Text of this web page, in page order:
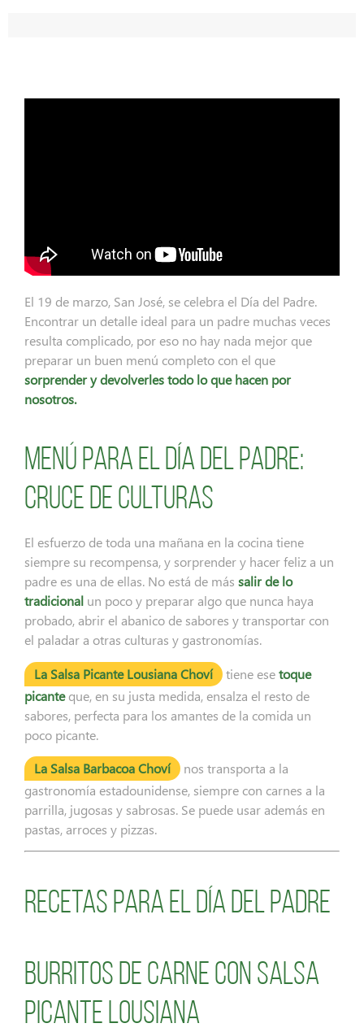
El 19 de marzo, San José, se celebra el Día del Padre.
Encontrar un detalle ideal para un padre muchas veces
resulta complicado, por eso no hay nada mejor que
preparar un buen menú completo con el que
sorprender y devolverles todo lo que hacen por
nosotros.
Menú para el día del padre:
cruce de culturas
El esfuerzo de toda una mañana en la cocina tiene
siempre su recompensa, y sorprender y hacer feliz a un
padre es una de ellas. No está de más salir de lo
tradicional un poco y preparar algo que nunca haya
probado, abrir el abanico de sabores y transportar con
el paladar a otras culturas y gastronomías.
La Salsa Picante Lousiana Choví
tiene esetoque
picanteque, en su justa medida, ensalza el resto de
sabores, perfecta para los amantes de la comida un
poco picante.
La Salsa Barbacoa Choví
nos transporta a la
gastronomía estadounidense, siempre con carnes a la
parrilla, jugosas y sabrosas. Se puede usar además en
pastas, arroces y pizzas.
Recetas para el Día del Padre
Burritos de carne con salsa
picante Lousiana